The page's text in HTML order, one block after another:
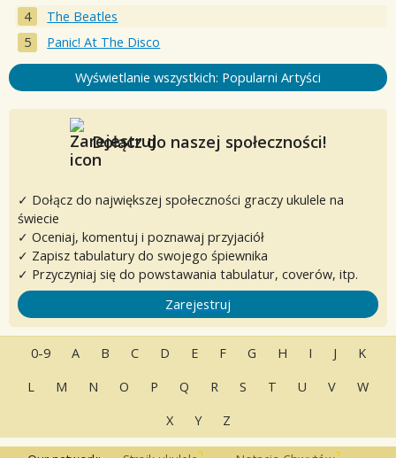
The Beatles
Panic! At The Disco
Wyświetlanie wszystkich: Popularni Artyści
Dołącz do naszej społeczności!
✓ Dołącz do największej społeczności graczy ukulele na
świecie
✓ Oceniaj, komentuj i poznawaj przyjaciół
✓ Zapisz tabulatury do swojego śpiewnika
✓ Przyczyniaj się do powstawania tabulatur, coverów, itp.
Zarejestruj
0-9 A B C D E F G H I J
K
L
M N O P Q R S T U V
W
X
Y Z